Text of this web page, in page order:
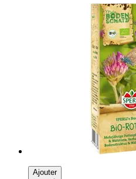
Ajouter